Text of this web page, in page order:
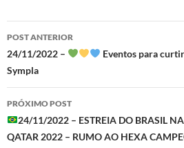
Navegação
de
posts
POST ANTERIOR
24/11/2022 –
Eventos para
Sympla
PRÓXIMO POST
24/11/2022 – ESTREIA DO BRASIL
QATAR 2022 – RUMO AO HEXA